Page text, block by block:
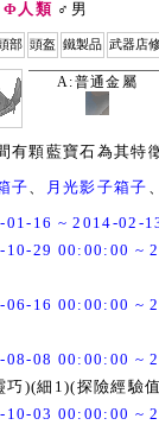
Φ人類 ♂男
部 頭盔 鐵製品 武器店
A:普通金屬
有顆藍寶石為其特
子、 月光影子箱子
01-16 ~ 2014-02-
10-29 00:00:00 ~
06-16 00:00:00 ~
08-08 00:00:00 ~
巧)(細1)(探險經驗
10-03 00:00:00 ~